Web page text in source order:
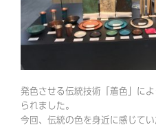
発色させる伝統技術「着色」に
られました。
今回、伝統の色を身近に感じて